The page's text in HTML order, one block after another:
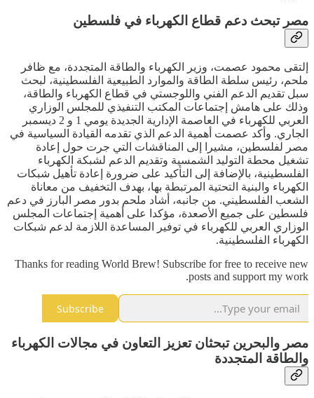
مصر تبحث دعم قطاع الكهرباء في فلسطين
إلتقى محمود عصمت، وزير الكهرباء والطاقة المتجددة، مع ظافر
ملحم، رئيس سلطة الطاقة والموارد الطبيعية الفلسطينية، لبحث
سبل تقديم الدعم الفني واللوجستي في قطاع الكهرباء والطاقة،
وذلك على هامش إجتماعات المكتب التنفيذي للمجلس الوزاري
العربي للكهرباء في العاصمة الإدارية الجديدة يومي 1 و 2 ديسمبر
الجاري. وأكد عصمت أهمية الدعم الذي تقدمه القيادة السياسية في
مصر لفلسطين، مشيرا إلى المناقشات التي جرت حول إعادة
تشغيل محطة التوليد الشمسية وتقديم الدعم لشبكة الكهرباء
الفلسطينية، بالإضافة إلى التأكيد على ضرورة إعادة تأهيل شبكات
الكهرباء والبنية التحتية المرتبطة بها، بهدف التخفيف من معاناة
الشعب الفلسطيني. من جانبه، أشاد ملحم بدور مصر البارز في دعم
فلسطين على جميع الأصعدة، مؤكدا على أهمية إجتماعات المجلس
الوزاري العربي للكهرباء في توفير المساعدة اللازمة لدعم شبكات
الكهرباء الفلسطينية.
Thanks for reading World Brew! Subscribe for free to receive new
posts and support my work.
Subscribe
مصر والبحرين تبحثان تعزيز التعاون في مجالات الكهرباء
والطاقة المتجددة